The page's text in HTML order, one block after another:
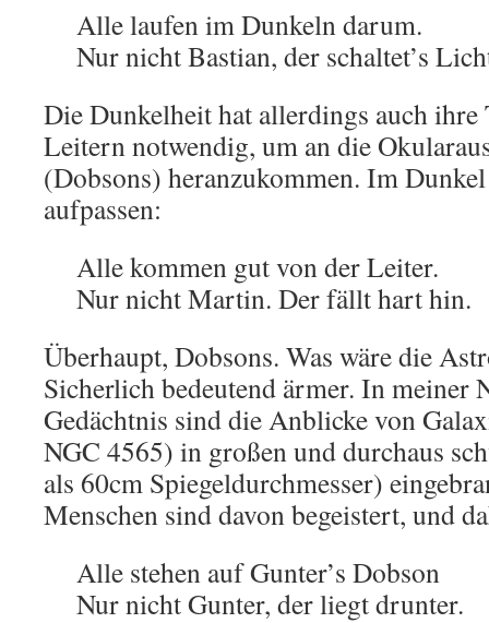
Alle laufen im Dunkeln darum.
Nur nicht Bastian, der schaltet’s
Die Dunkelheit hat allerdings auch
Leitern notwendig, um an die
(Dobsons) heranzukommen. Im
aufpassen:
Alle kommen gut von der Leiter.
Nur nicht Martin. Der fällt hart hin.
Überhaupt, Dobsons. Was wäre die
Sicherlich bedeutend ärmer. In meiner
Gedächtnis sind die Anblicke von
NGC 4565) in großen und durchaus
als 60cm Spiegeldurchmesser)
Menschen sind davon begeistert, und
Alle stehen auf Gunter’s Dobson
Nur nicht Gunter, der liegt drunter.